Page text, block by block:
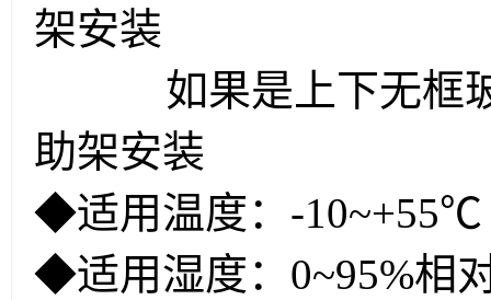
架安装
如果是上下无框
助架安装
◆适用温度：-10~+55℃
◆适用湿度：0~95%相